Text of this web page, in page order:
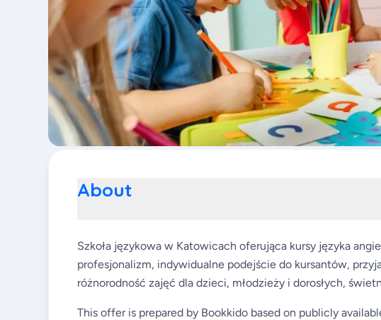
About
Szkoła językowa w Katowicach oferująca kursy języka
profesjonalizm, indywidualne podejście do kursantów,
różnorodność zajęć dla dzieci, młodzieży i dorosłych,
This offer is prepared by Bookkido based on publicly